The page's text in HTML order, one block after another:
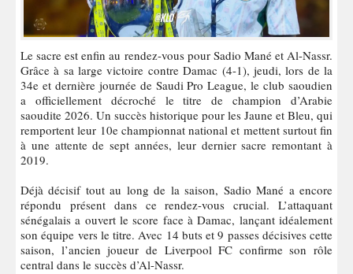
Le sacre est enfin au rendez-vous pour Sadio Mané et Al-Nassr.
Grâce à sa large victoire contre Damac (4-1), jeudi, lors de la
34e et dernière journée de Saudi Pro League, le club saoudien
a officiellement décroché le titre de champion d’Arabie
saoudite 2026. Un succès historique pour les Jaune et Bleu, qui
remportent leur 10e championnat national et mettent surtout fin
à une attente de sept années, leur dernier sacre remontant à
2019.
Déjà décisif tout au long de la saison, Sadio Mané a encore
répondu présent dans ce rendez-vous crucial. L’attaquant
sénégalais a ouvert le score face à Damac, lançant idéalement
son équipe vers le titre. Avec 14 buts et 9 passes décisives cette
saison, l’ancien joueur de Liverpool FC confirme son rôle
central dans le succès d’Al-Nassr.